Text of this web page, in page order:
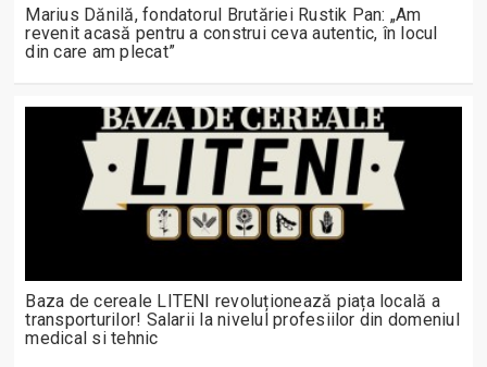
Marius Dănilă, fondatorul Brutăriei Rustik Pan: „Am
revenit acasă pentru a construi ceva autentic, în locul
din care am plecat”
Baza de cereale LITENI revoluționează piața locală a
transporturilor! Salarii la nivelul profesiilor din domeniul
medical si tehnic